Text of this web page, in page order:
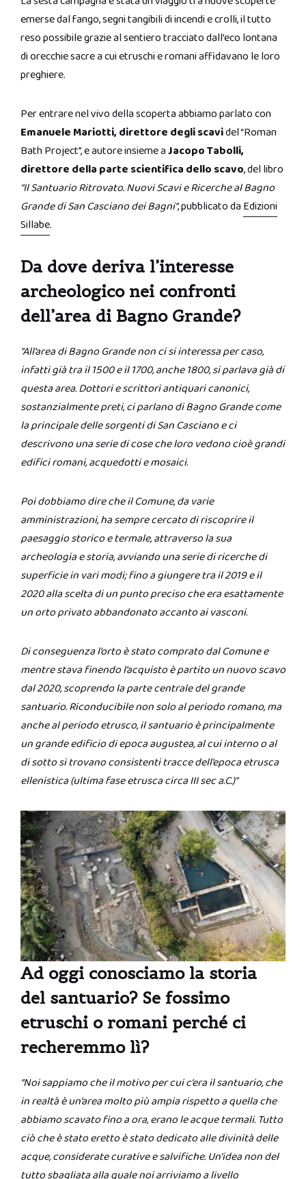
emerse dal fango, segni tangibili di incendi e crolli, il tutto
reso possibile grazie al sentiero tracciato dall’eco lontana
di orecchie sacre a cui etruschi e romani affidavano le loro
preghiere.
Per entrare nel vivo della scoperta abbiamo parlato con
Emanuele Mariotti, direttore degli scavidel “Roman
Bath Project”, e autore insieme aJacopo Tabolli,
direttore della parte scientifica dello scavo, del libro
“Il Santuario Ritrovato. Nuovi Scavi e Ricerche al Bagno
Grande di San Casciano dei Bagni“, pubblicato da Edizioni
Sillabe.
Da dove deriva l’interesse
archeologico nei confronti
dell’area di Bagno Grande?
“All’area di Bagno Grande non ci si interessa per caso,
infatti già tra il 1500 e il 1700, anche 1800, si parlava già di
questa area. Dottori e scrittori antiquari canonici,
sostanzialmente preti, ci parlano di Bagno Grande come
la principale delle sorgenti di San Casciano e ci
descrivono una serie di cose che loro vedono cioè grandi
edifici romani, acquedotti e mosaici.
Poi dobbiamo dire che il Comune, da varie
amministrazioni, ha sempre cercato di riscoprire il
paesaggio storico e termale, attraverso la sua
archeologia e storia, avviando una serie di ricerche di
superficie in vari modi; fino a giungere tra il 2019 e il
2020 alla scelta di un punto preciso che era esattamente
un orto privato abbandonato accanto ai vasconi.
Di conseguenza l’orto è stato comprato dal Comune e
mentre stava finendo l’acquisto è partito un nuovo scavo
dal 2020, scoprendo la parte centrale del grande
santuario. Riconducibile non solo al periodo romano, ma
anche al periodo etrusco, il santuario è principalmente
un grande edificio di epoca augustea, al cui interno o al
di sotto si trovano consistenti tracce dell’epoca etrusca
ellenistica (ultima fase etrusca circa III sec a.C.)”
Ad oggi conosciamo la storia
del santuario? Se fossimo
etruschi o romani perché ci
recheremmo lì?
“Noi sappiamo che il motivo per cui c’era il santuario, che
in realtà è un’area molto più ampia rispetto a quella che
abbiamo scavato fino a ora, erano le acque termali. Tutto
ciò che è stato eretto è stato dedicato alle divinità delle
acque, considerate curative e salvifiche. Un’idea non del
tutto sbagliata alla quale noi arriviamo a livello